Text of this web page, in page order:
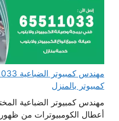
كمبيوتر بالمنزل
مهندس كمبيوتر الضباعية
أعطال الكومبيوترات من